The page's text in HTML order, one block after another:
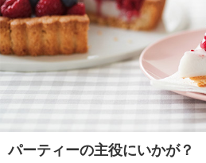
パーティーの主役にいかが？